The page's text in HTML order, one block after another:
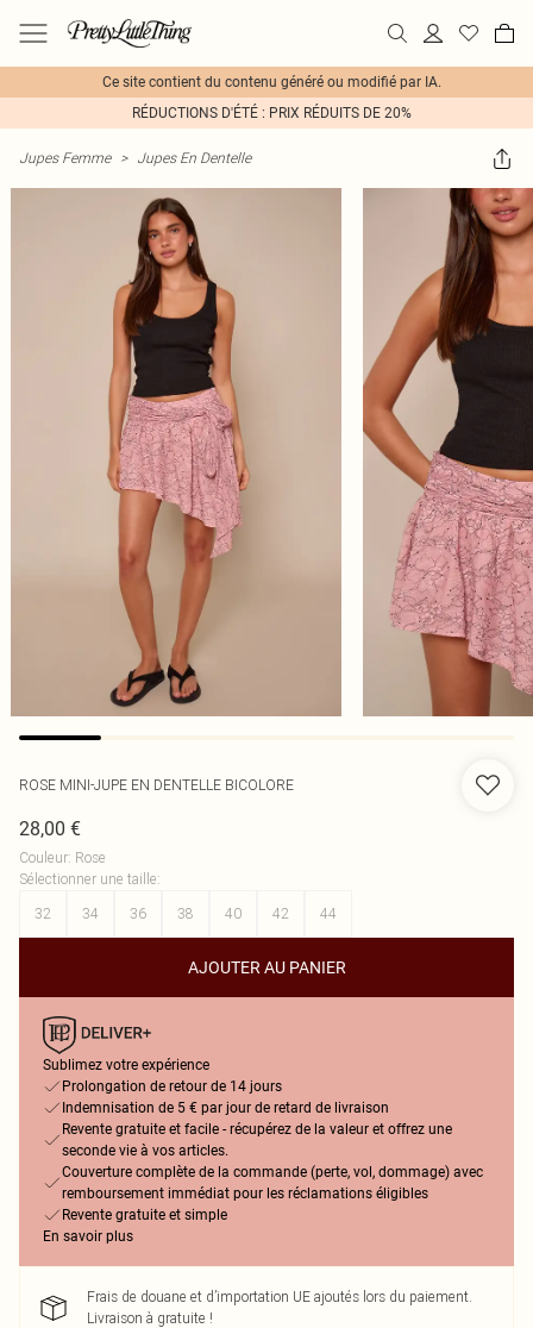
Ce site contient du contenu généré ou modifié par IA.
RÉDUCTIONS D'ÉTÉ : PRIX RÉDUITS DE 20%
Jupes Femme > Jupes En Dentelle
ROSE MINI-JUPE EN DENTELLE BICOLORE
28,00 €
Couleur: Rose
Sélectionner une taille:
32
34 36 38 40 42 44
AJOUTER AU PANIER
Sublimez votre expérience
Prolongation de retour de 14 jours
Indemnisation de 5 € par jour de retard de livraison
Revente gratuite et facile - récupérez de la valeur et offrez une
seconde vie à vos articles.
Couverture complète de la commande (perte, vol, dommage) avec
remboursement immédiat pour les réclamations éligibles
Revente gratuite et simple
En savoir plus
Frais de douane et d’importation UE ajoutés lors du paiement.
Livraison à gratuite !